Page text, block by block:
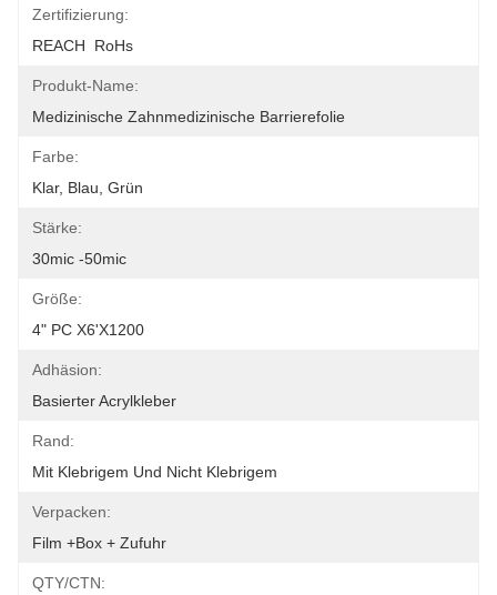
Zertifizierung:
REACH  RoHs
Produkt-Name:
Medizinische Zahnmedizinische Barrierefolie
Farbe:
Klar, Blau, Grün
Stärke:
30mic -50mic
Größe:
4" PC X6'x1200
Adhäsion:
Basierter Acrylkleber
Rand:
Mit Klebrigem Und Nicht Klebrigem
Verpacken:
Film +box + Zufuhr
QTY/CTN: